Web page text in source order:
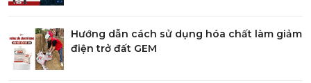
Hướng dẫn cách sử dụng hóa chất làm giảm
điện trở đất GEM